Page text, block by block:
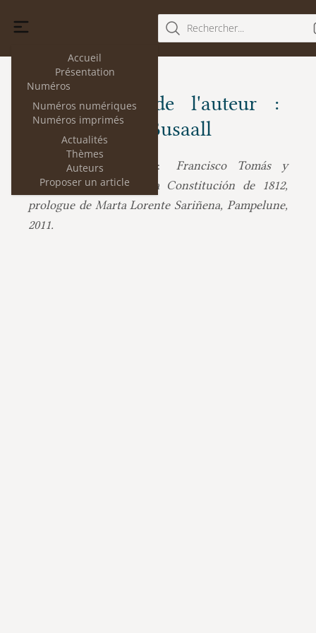
Accueil
Présentation
Numéros
Numéros numériques
Numéros imprimés
Actualités
Thèmes
Auteurs
Proposer un article
Rechercher...
Les articles de l'auteur :
Jean-Baptiste Busaall
Jean-Baptiste Busaall :
Francisco Tomás y
Valiente, Génesis de la Constitución de 1812,
prologue de Marta Lorente Sariñena, Pampelune,
2011.